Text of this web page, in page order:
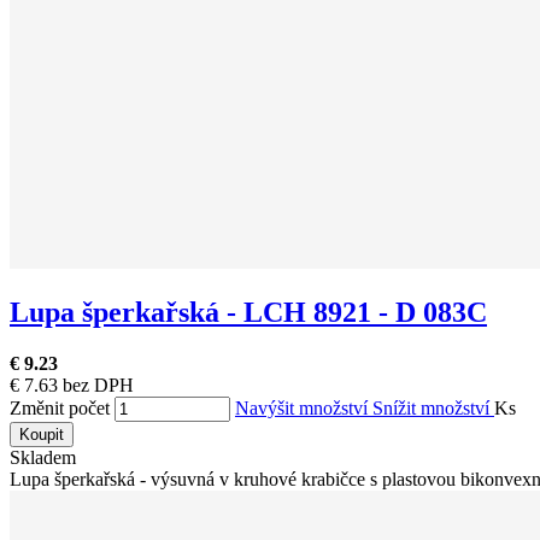
Lupa šperkařská - LCH 8921 - D 083C
€ 9.23
€ 7.63 bez DPH
Změnit počet
Navýšit množství Snížit množstvíKs
Koupit
Skladem
Lupa šperkařská - výsuvná v kruhové krabičce s plastovou